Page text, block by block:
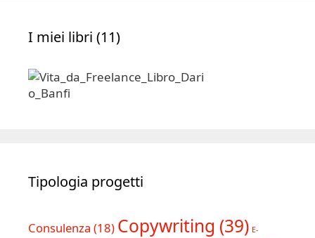
I miei libri (11)
Tipologia progetti
Consulenza (18) Copywriting (39) E-